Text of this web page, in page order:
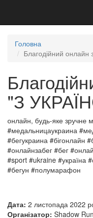
Головна
Благодійний
"З
онлайн, будь-яке зручне
#медальницаукраина
#бегукраина #бігонлайн
#онлайнзабег #бег
#sport #ukraine #україна
#бегун #полумарафон
Дата: 2 листопада 2022
Організатор: Shadow Run